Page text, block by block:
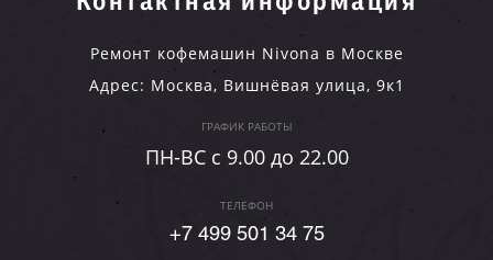
Ремонт кофемашин Nivona в Москве
Адрес: Москва, Вишнёвая улица, 9к1
ГРАФИК РАБОТЫ
ПН-ВC c 9.00 до 22.00
ТЕЛЕФОН
+7 499 501 34 75